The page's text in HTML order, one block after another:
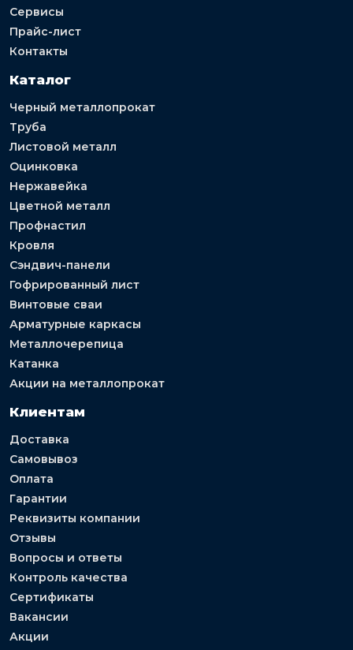
Сервисы
Прайс-лист
Контакты
Каталог
Черный металлопрокат
Труба
Листовой металл
Оцинковка
Нержавейка
Цветной металл
Профнастил
Кровля
Сэндвич-панели
Гофрированный лист
Винтовые сваи
Арматурные каркасы
Металлочерепица
Катанка
Акции на металлопрокат
Клиентам
Доставка
Самовывоз
Оплата
Гарантии
Реквизиты компании
Отзывы
Вопросы и ответы
Контроль качества
Сертификаты
Вакансии
Акции